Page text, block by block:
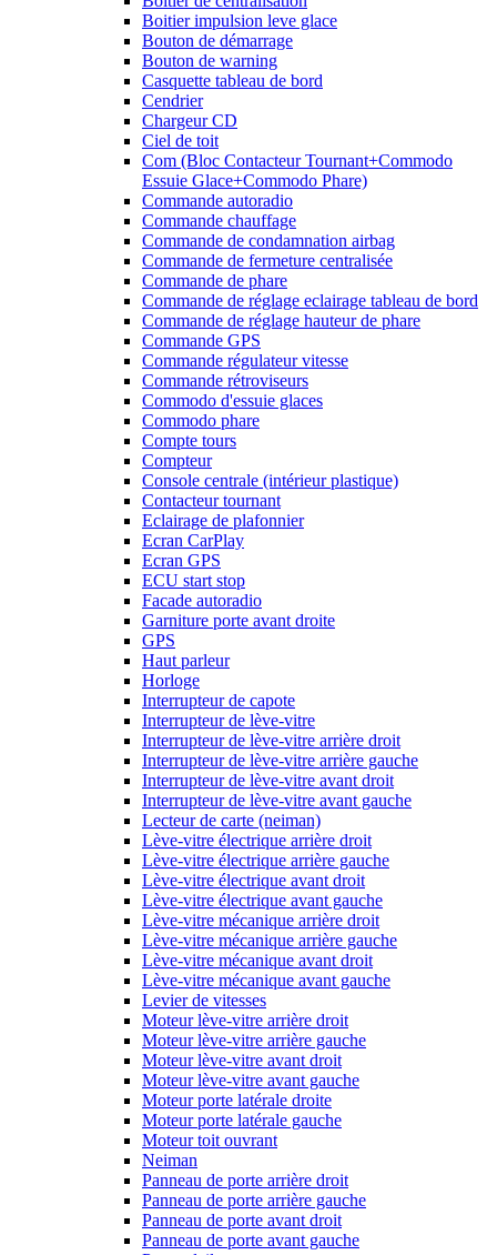
Boitier impulsion leve glace
Bouton de démarrage
Bouton de warning
Casquette tableau de bord
Cendrier
Chargeur CD
Ciel de toit
Com (Bloc Contacteur Tournant+Commodo
Essuie Glace+Commodo Phare)
Commande autoradio
Commande chauffage
Commande de condamnation airbag
Commande de fermeture centralisée
Commande de phare
Commande de réglage eclairage tableau de bord
Commande de réglage hauteur de phare
Commande GPS
Commande régulateur vitesse
Commande rétroviseurs
Commodo d'essuie glaces
Commodo phare
Compte tours
Compteur
Console centrale (intérieur plastique)
Contacteur tournant
Eclairage de plafonnier
Ecran CarPlay
Ecran GPS
ECU start stop
Facade autoradio
Garniture porte avant droite
GPS
Haut parleur
Horloge
Interrupteur de capote
Interrupteur de lève-vitre
Interrupteur de lève-vitre arrière droit
Interrupteur de lève-vitre arrière gauche
Interrupteur de lève-vitre avant droit
Interrupteur de lève-vitre avant gauche
Lecteur de carte (neiman)
Lève-vitre électrique arrière droit
Lève-vitre électrique arrière gauche
Lève-vitre électrique avant droit
Lève-vitre électrique avant gauche
Lève-vitre mécanique arrière droit
Lève-vitre mécanique arrière gauche
Lève-vitre mécanique avant droit
Lève-vitre mécanique avant gauche
Levier de vitesses
Moteur lève-vitre arrière droit
Moteur lève-vitre arrière gauche
Moteur lève-vitre avant droit
Moteur lève-vitre avant gauche
Moteur porte latérale droite
Moteur porte latérale gauche
Moteur toit ouvrant
Neiman
Panneau de porte arrière droit
Panneau de porte arrière gauche
Panneau de porte avant droit
Panneau de porte avant gauche